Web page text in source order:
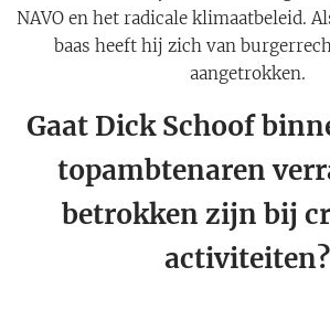
NAVO en het radicale klimaatbeleid.
baas heeft hij zich van
aangetrokken.
Gaat Dick Schoof
topambtenaren
betrokken zijn bij
activiteiten?